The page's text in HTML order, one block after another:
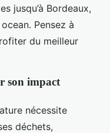
jusqu’à Bordeaux,
Pensez à
du meilleur
son impact
nécessite
déchets,